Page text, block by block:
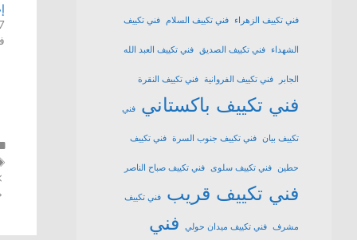
7
فني تكييف الزهراء فني تكييف السلام فني تكييف
الشهداء فني تكييف الصديق فني تكييف العبد الله
الجابر فني تكييف الفروانية فني تكييف النقرة
فني تكييف باكستاني فني
تكييف بيان فني تكييف جنوب السرة فني تكييف
حطين فني تكييف سلوى فني تكييف صباح الناصر
فني تكييف قريب فني تكييف
مشرف فني تكييف ميدان حولي
فني